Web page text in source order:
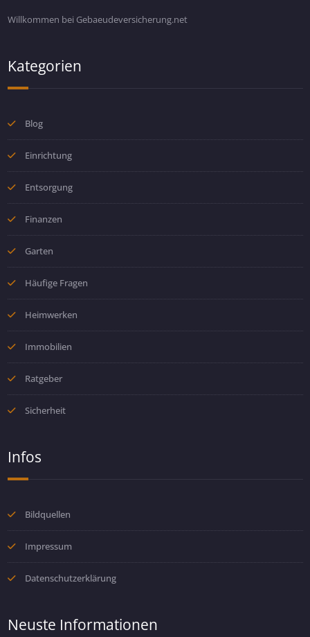
Willkommen bei Gebaeudeversicherung.net
Kategorien
Blog
Einrichtung
Entsorgung
Finanzen
Garten
Häufige Fragen
Heimwerken
Immobilien
Ratgeber
Sicherheit
Infos
Bildquellen
Impressum
Datenschutzerklärung
Neuste Informationen